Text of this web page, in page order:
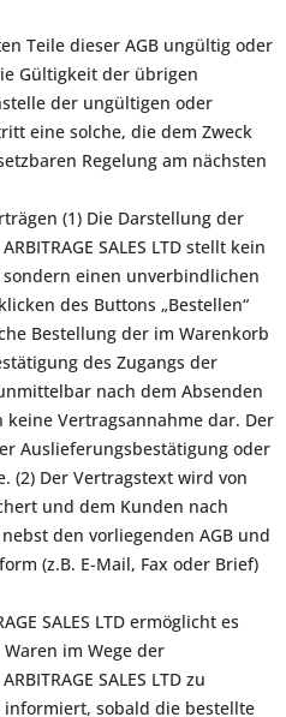
Teile dieser AGB ungültig oder
Gültigkeit der übrigen
der ungültigen oder
eine solche, die dem Zweck
Regelung am nächsten
(1) Die Darstellung der
SALES LTD stellt kein
einen unverbindlichen
des Buttons „Bestellen“
Bestellung der im Warenkorb
des Zugangs der
nach dem Absenden
Vertragsannahme dar. Der
Auslieferungsbestätigung oder
(2) Der Vertragstext wird von
und dem Kunden nach
den vorliegenden AGB und
(z.B. E-Mail, Fax oder Brief)
SALES LTD ermöglicht es
im Wege der
SALES LTD zu
sobald die bestellte